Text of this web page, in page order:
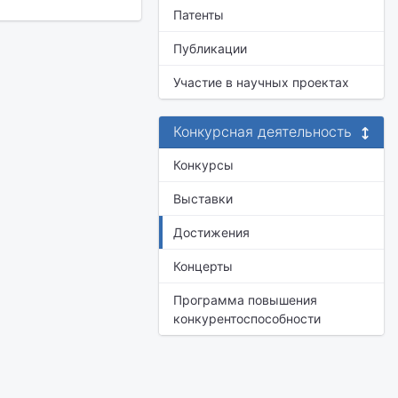
Патенты
Публикации
Участие в научных проектах
Конкурсная деятельность
Конкурсы
Выставки
Достижения
Концерты
Программа повышения
конкурентоспособности